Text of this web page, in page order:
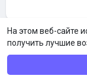
На этом веб-сайте
получить лучшие